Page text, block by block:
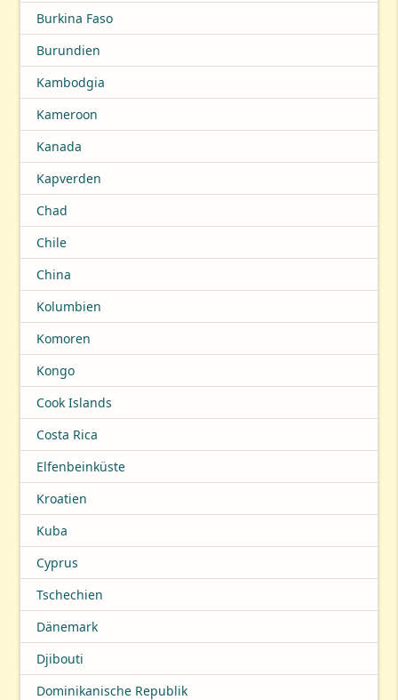
Burkina Faso
Burundien
Kambodgia
Kameroon
Kanada
Kapverden
Chad
Chile
China
Kolumbien
Komoren
Kongo
Cook Islands
Costa Rica
Elfenbeinküste
Kroatien
Kuba
Cyprus
Tschechien
Dänemark
Djibouti
Dominikanische Republik